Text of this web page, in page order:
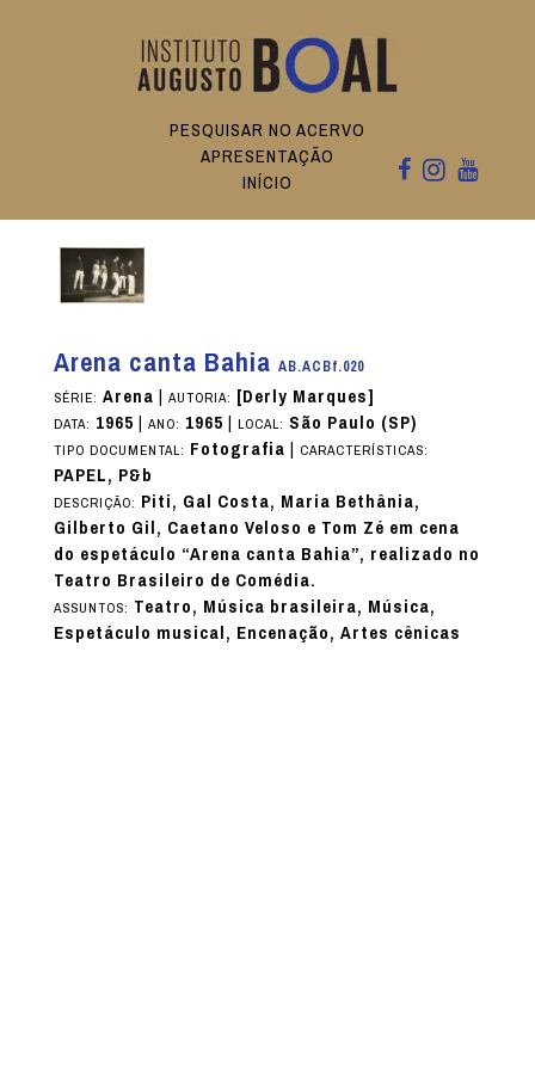
PESQUISAR NO ACERVO
APRESENTAÇÃO
INÍCIO
Arena canta Bahia AB.ACBf.020
SÉRIE: Arena| AUTORIA: [Derly Marques]
DATA: 1965| ANO: 1965| LOCAL: São Paulo (SP)
TIPO DOCUMENTAL: Fotografia| CARACTERÍSTICAS:
PAPEL, P&b
DESCRIÇÃO: Piti, Gal Costa, Maria Bethânia,
Gilberto Gil, Caetano Veloso e Tom Zé em cena
do espetáculo “Arena canta Bahia”, realizado no
Teatro Brasileiro de Comédia.
ASSUNTOS: Teatro, Música brasileira, Música,
Espetáculo musical, Encenação, Artes cênicas